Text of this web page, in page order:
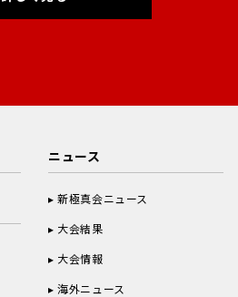
ニュース
新極真会ニュース
大会結果
大会情報
海外ニュース